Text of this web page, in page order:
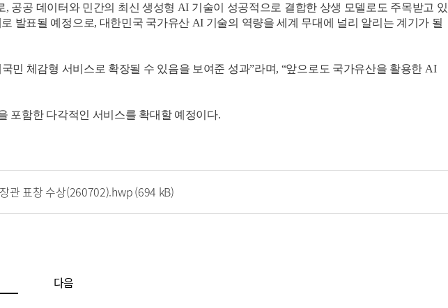
공공 데이터와 민간의 최신 생성형 AI 기술이 성공적으로 결합한 상생 모델로도 주목받고 있
발표될 예정으로, 대한민국 국가유산 AI 기술의 역량을 세계 무대에 널리 알리는 계기가 될
체감형 서비스로 확장될 수 있음을 보여준 성과”라며, “앞으로도 국가유산을 활용한 AI
포함한 다각적인 서비스를 확대할 예정이다.
관 표창 수상(260702).hwp(694 kB)
다음